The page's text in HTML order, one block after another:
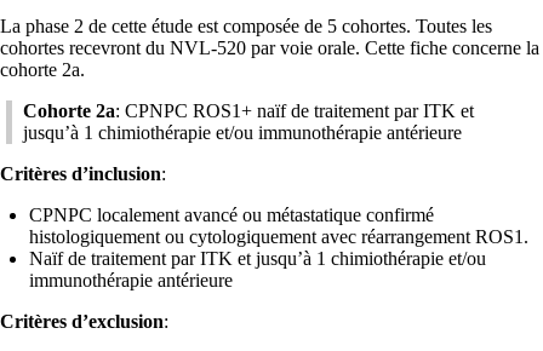
La phase 2 de cette étude est composée de 5 cohortes. Toutes les
cohortes recevront du NVL-520 par voie orale. Cette fiche concerne la
cohorte 2a.
Cohorte 2a: CPNPC ROS1+ naïf de traitement par ITK et
jusqu’à 1 chimiothérapie et/ou immunothérapie antérieure
Critères d’inclusion:
CPNPC localement avancé ou métastatique confirmé
histologiquement ou cytologiquement avec réarrangement ROS1.
Naïf de traitement par ITK et jusqu’à 1 chimiothérapie et/ou
immunothérapie antérieure
Critères d’exclusion: